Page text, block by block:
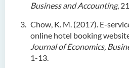
Business and Accounting,
Chow, K. M. (2017). E-
online hotel booking
Journal of Economics,
1-13.